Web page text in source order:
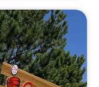
ラペミートバーガ
リチキンバーガ
プ、オリジナルレ
パードライ）50
ポテトS、ポテ
）、ポテト
ト、スペシャルJB